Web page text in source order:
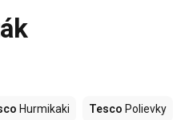
Hurmikaki Tesco Polievky